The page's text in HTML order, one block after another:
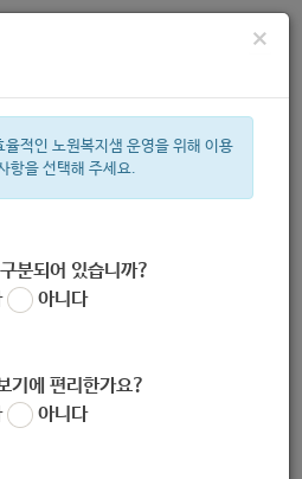
보는 복지 정보
×
적인 노원복지샘 운영을 위해 이용
항을 선택해 주세요.
분되어 있습니까?
아니다
기에 편리한가요?
아니다
회 문제해결형 보건의료 사회공헌